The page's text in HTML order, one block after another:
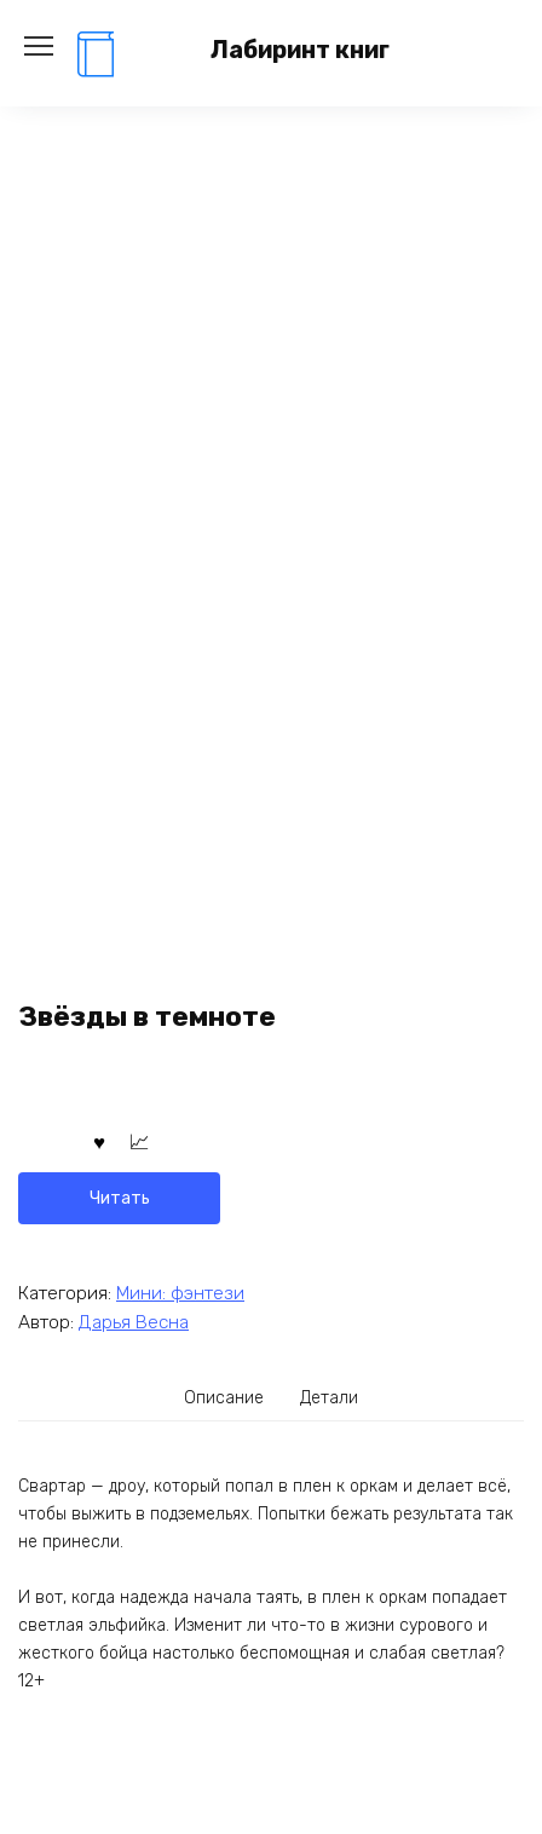
содержанию
Лабиринт книг
Звёзды в темноте
Читать
Категория: Мини: фэнтези
Автор: Дарья Весна
Описание Детали
Свартар — дроу, который попал в плен к оркам и делает всё,
чтобы выжить в подземельях. Попытки бежать результата так
не принесли.
И вот, когда надежда начала таять, в плен к оркам попадает
светлая эльфийка. Изменит ли что-то в жизни сурового и
жесткого бойца настолько беспомощная и слабая светлая?
12+